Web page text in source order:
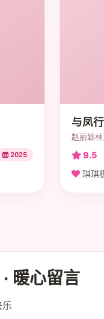
2025
与凤
赵丽颖
9.5
琪琪
暖心留言